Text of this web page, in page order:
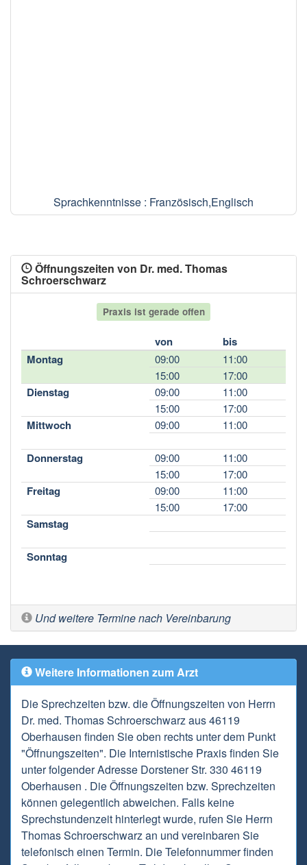
Sprachkenntnisse : Französisch,Englisch
Öffnungszeiten von Dr. med. Thomas
Schroerschwarz
Praxis ist gerade offen
von
bis
Montag
09:00
11:00
15:00
17:00
Dienstag 09:00
11:00
15:00
17:00
Mittwoch 09:00 11:00
Donnerstag 09:00
11:00
15:00
17:00
Freitag 09:00
11:00
15:00
17:00
Samstag
Sonntag
Und weitere Termine nach Vereinbarung
Weitere Informationen zum Arzt
Die Sprechzeiten bzw. die Öffnungszeiten von Herrn
Dr. med. Thomas Schroerschwarz aus 46119
Oberhausen finden Sie oben rechts unter dem Punkt
"Öffnungszeiten". Die Internistische Praxis finden Sie
unter folgender Adresse Dorstener Str. 330 46119
Oberhausen . Die Öffnungszeiten bzw. Sprechzeiten
können gelegentlich abweichen. Falls keine
Sprechstundenzeit hinterlegt wurde, rufen Sie Herrn
Thomas Schroerschwarz an und vereinbaren Sie
telefonisch einen Termin. Die Telefonnummer finden